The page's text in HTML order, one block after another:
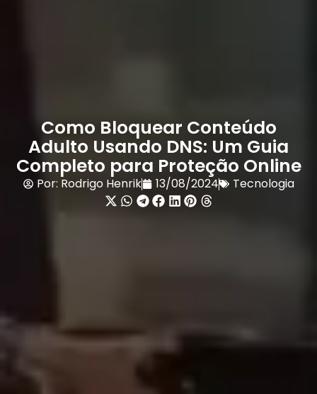
Como Bloquear Conteúdo
Adulto Usando DNS: Um Guia
Completo para Proteção Online
Por: Rodrigo Henrik 13/08/2024 Tecnologia